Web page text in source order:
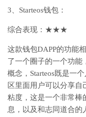
3、Starteos钱包：
综合表现：★★★
这款钱包DAPP的功能
了一个圈子的一个功能
概念，Starteos既是一
区里面用户可以分享
粘度，这是一个非常棒
息，以及和志同道合的